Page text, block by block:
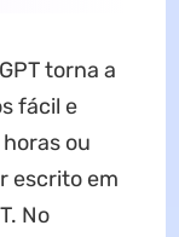
torna a
fácil e
ou
escrito em
No